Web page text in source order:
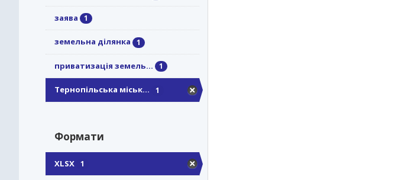
заява 1
земельна ділянка 1
приватизація земель... 1
Тернопільська міськ... 1
Формати
XLSX 1